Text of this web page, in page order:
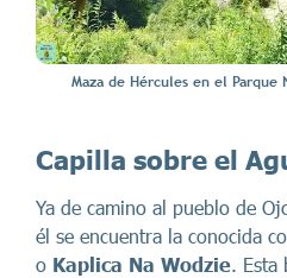
Maza de Hércules en el Parque
Capilla sobre el
Ya de camino al pueblo de
él se encuentra la conocida
o Kaplica Na Wodzie. Esta